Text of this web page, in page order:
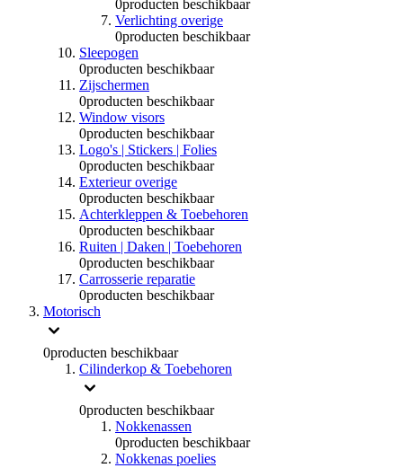
0producten beschikbaar
Verlichting overige
0producten beschikbaar
Sleepogen
0producten beschikbaar
Zijschermen
0producten beschikbaar
Window visors
0producten beschikbaar
Logo's | Stickers | Folies
0producten beschikbaar
Exterieur overige
0producten beschikbaar
Achterkleppen & Toebehoren
0producten beschikbaar
Ruiten | Daken | Toebehoren
0producten beschikbaar
Carrosserie reparatie
0producten beschikbaar
Motorisch
0producten beschikbaar
Cilinderkop & Toebehoren
0producten beschikbaar
Nokkenassen
0producten beschikbaar
Nokkenas poelies